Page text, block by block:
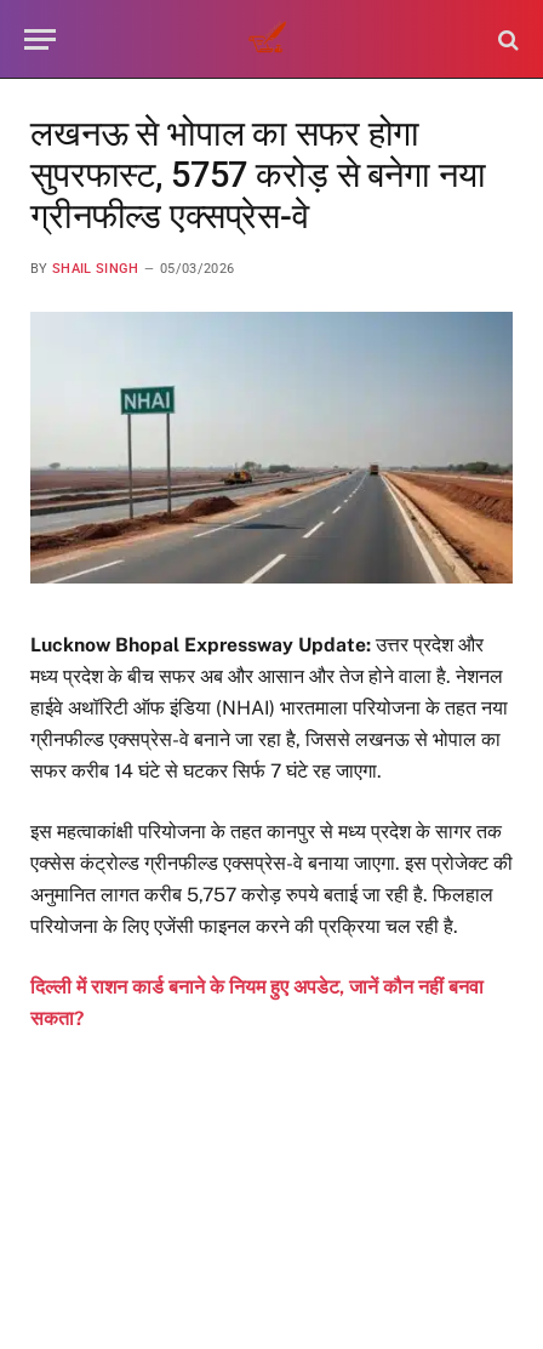
लखनऊ से भोपाल का सफर होगा
सुपरफास्ट, 5757 करोड़ से बनेगा नया
ग्रीनफील्ड एक्सप्रेस-वे
BY SHAIL SINGH 05/03/2026
Lucknow Bhopal Expressway Update:उत्तर प्रदेश और
मध्य प्रदेश के बीच सफर अब और आसान और तेज होने वाला है. नेशनल
हाईवे अथॉरिटी ऑफ इंडिया (NHAI) भारतमाला परियोजना के तहत नया
ग्रीनफील्ड एक्सप्रेस-वे बनाने जा रहा है, जिससे लखनऊ से भोपाल का
सफर करीब 14 घंटे से घटकर सिर्फ 7 घंटे रह जाएगा.
इस महत्वाकांक्षी परियोजना के तहत कानपुर से मध्य प्रदेश के सागर तक
एक्सेस कंट्रोल्ड ग्रीनफील्ड एक्सप्रेस-वे बनाया जाएगा. इस प्रोजेक्ट की
अनुमानित लागत करीब 5,757 करोड़ रुपये बताई जा रही है. फिलहाल
परियोजना के लिए एजेंसी फाइनल करने की प्रक्रिया चल रही है.
दिल्ली में राशन कार्ड बनाने के नियम हुए अपडेट, जानें कौन नहीं बनवा
सकता?